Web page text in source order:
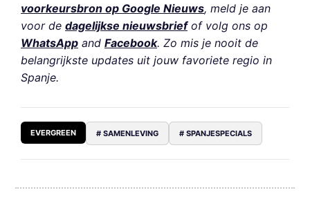
voorkeursbron op Google Nieuws, meld je aan
voor de dagelijkse nieuwsbriefof volg ons op
WhatsApp and Facebook. Zo mis je nooit de
belangrijkste updates uit jouw favoriete regio in
Spanje.
EVERGREEN # SAMENLEVING # SPANJESPECIALS